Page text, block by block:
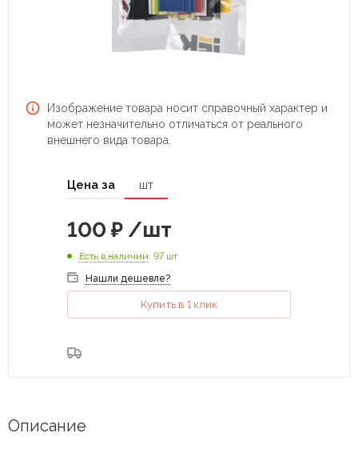
Изображение товара носит справочный характер и
может незначительно отличаться от реального
внешнего вида товара.
Цена за шт
100 ₽ /шт
Есть в наличии: 97 шт
Нашли дешевле?
Купить в 1 клик
Описание